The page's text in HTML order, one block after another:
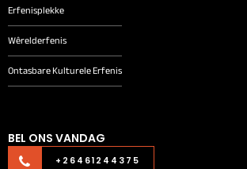
Erfenisplekke
Wêrelderfenis
Ontasbare Kulturele Erfenis
BEL ONS VANDAG
+26461244375